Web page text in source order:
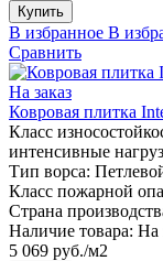
Купить
В избранное В
Сравнить
На заказ
Ковровая плитка
Класс
интенсивные
Тип ворса:
Класс пожарной
Страна
Наличие товара: На
5 069 руб./м2